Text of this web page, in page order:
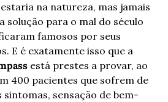
na natureza, mas jamais
solução para o mal do século
famosos por seus
E é exatamente isso que a
está prestes a provar, ao
400 pacientes que sofrem de
sintomas, sensação de bem-